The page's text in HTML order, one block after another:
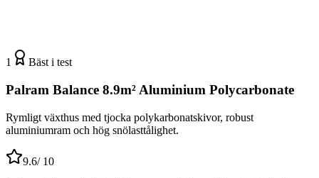
1 Bäst i test
Palram Balance 8.9m² Aluminium Polycarbonate
Rymligt växthus med tjocka polykarbonatskivor, robust
aluminiumram och hög snölasttålighet.
9.6/ 10